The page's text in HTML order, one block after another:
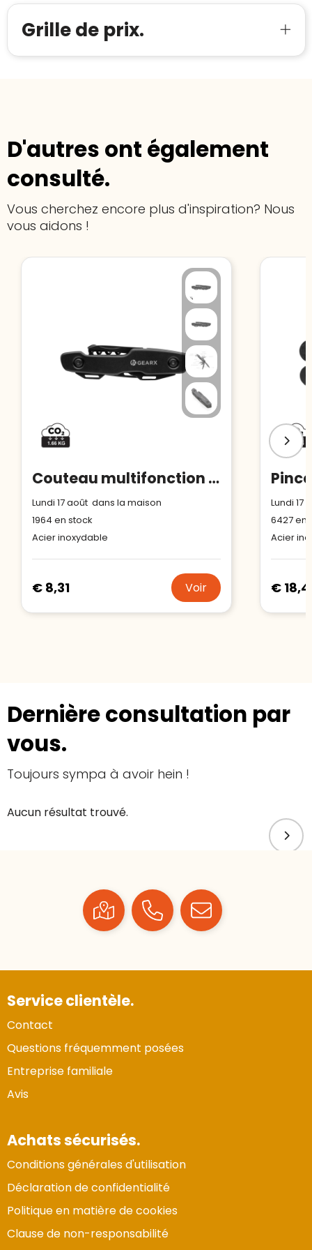
Grille de prix.
D'autres ont également
consulté.
Vous cherchez encore plus d'inspiration? Nous
vous aidons !
Couteau multifonction Gear X
Lundi 17 août dans la maison
1964 en stock
Acier inoxydable
€ 8,31 Voir
Lundi 17
6427en
Acier
€
Dernière consultation par
vous.
Toujours sympa à avoir hein !
Aucun résultat trouvé.
Service clientèle.
Contact
Questions fréquemment posées
Entreprise familiale
Avis
Achats sécurisés.
Conditions générales d'utilisation
Déclaration de confidentialité
Politique en matière de cookies
Clause de non-responsabilité
starten